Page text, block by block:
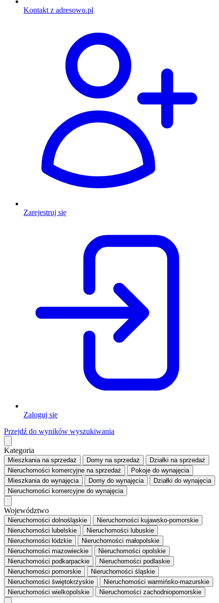
Kontakt z adresowo.pl
Zarejestruj się
Zaloguj się
Przejdź do wyników wyszukiwania
Kategoria
Mieszkaniana sprzedaż Domy na sprzedaż Działki na sprzedaż
Nieruchomości komercyjne na sprzedaż Pokoje do wynajęcia
Mieszkaniado wynajęcia Domy do wynajęcia Działki do wynajęcia
Nieruchomości komercyjne do wynajęcia
Województwo
Nieruchomości dolnośląskie
Nieruchomości kujawsko-pomorskie
Nieruchomości lubelskie
Nieruchomości lubuskie
Nieruchomości łódzkie
Nieruchomości małopolskie
Nieruchomości mazowieckie
Nieruchomości opolskie
Nieruchomości podkarpackie
Nieruchomości podlaskie
Nieruchomości pomorskie
Nieruchomości śląskie
Nieruchomości świętokrzyskie
Nieruchomości warmińsko-mazurskie
Nieruchomości wielkopolskie
Nieruchomości zachodniopomorskie